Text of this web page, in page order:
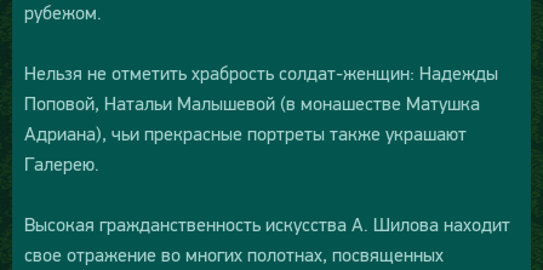
рубежом.
Нельзя не отметить храбрость солдат-женщин: Надежды
Поповой, Натальи Малышевой (в монашестве Матушка
Адриана), чьи прекрасные портреты также украшают
Галерею.
Высокая гражданственность искусства А. Шилова находит
свое отражение во многих полотнах, посвященных